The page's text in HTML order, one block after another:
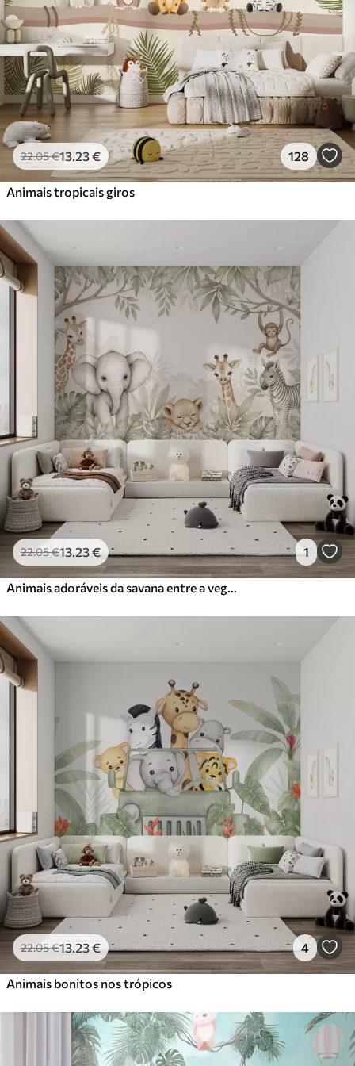
56.6734.00€/m²
Vinil Premium
65.0039.00€/m²
Peel and Stick
81.6749.00€/m²
22.05€13 .23€ 128
Animais tropicais giros
22.05€13.23€ 1
22.05€13.23€ 4
Animais bonitos nos trópicos